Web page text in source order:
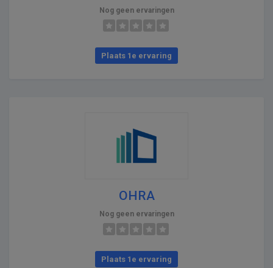
Nog geen ervaringen
Plaats 1e ervaring
OHRA
Nog geen ervaringen
Plaats 1e ervaring